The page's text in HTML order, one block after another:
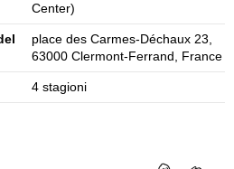
Center)
place des Carmes-Déchaux 23,
63000 Clermont-Ferrand, France
4 stagioni